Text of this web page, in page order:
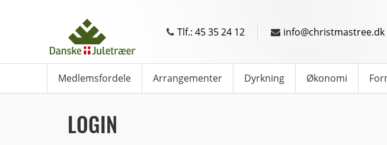
Tlf.: 45 35 24 12 info@christmastree.dk
Medlemsfordele Arrangementer Dyrkning Økonomi
LOGIN